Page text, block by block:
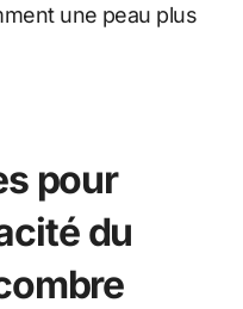
une peau plus
pour
du